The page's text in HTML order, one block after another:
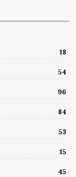
18
54
96
84
53
15
45